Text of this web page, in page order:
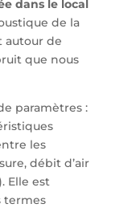
dans le local
de la
autour de
que nous
paramètres :
les
débit d’air
Elle est
termes